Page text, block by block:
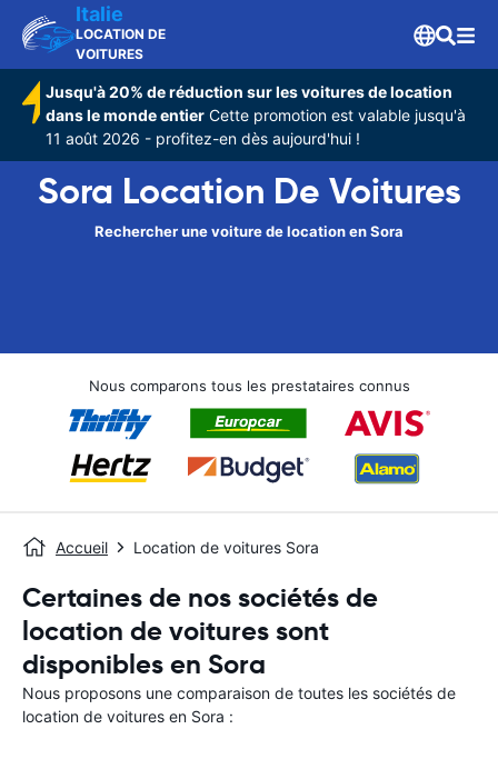
Italie
LOCATION DE
VOITURES
Jusqu'à 20% de réduction sur les voitures de location
dans le monde entier Cette promotion est valable jusqu'à
11 août 2026 - profitez-en dès aujourd'hui !
Sora Location De Voitures
Rechercher une voiture de location en Sora
Nous comparons tous les prestataires connus
Accueil Location de voitures Sora
Certaines de nos sociétés de
location de voitures sont
disponibles en Sora
Nous proposons une comparaison de toutes les sociétés de
location de voitures en Sora :